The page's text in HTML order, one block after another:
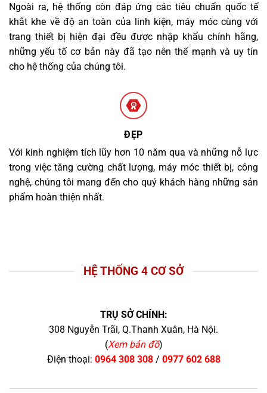
Ngoài ra, hệ thống còn đáp ứng các tiêu chuẩn quốc tế
khắt khe về độ an toàn của linh kiện, máy móc cùng với
trang thiết bị hiện đại đều được nhập khẩu chính hãng,
những yếu tố cơ bản này đã tạo nên thế mạnh và uy tín
cho hệ thống của chúng tôi.
ĐẸP
Với kinh nghiệm tích lũy hơn 10 năm qua và những nỗ lực
trong việc tăng cường chất lượng, máy móc thiết bị, công
nghệ, chúng tôi mang đến cho quý khách hàng những sản
phẩm hoàn thiện nhất.
HỆ THỐNG 4 CƠ SỞ
TRỤ SỞ CHÍNH:
308 Nguyễn Trãi, Q.Thanh Xuân, Hà Nội.
(Xem bản đồ)
Điện thoại: 0964 308 308/ 0977 602 688